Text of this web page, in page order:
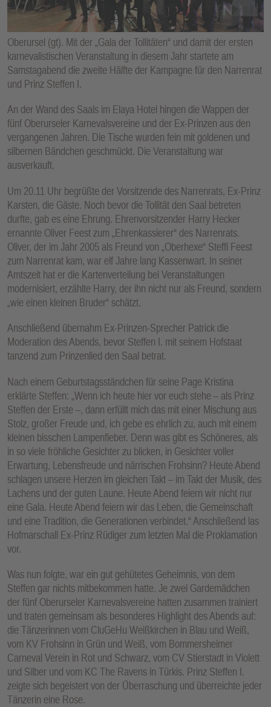
Oberursel (gt). Mit der „Gala der Tollitäten“ und damit der ersten
karnevalistischen Veranstaltung in diesem Jahr startete am
Samstagabend die zweite Hälfte der Kampagne für den Narrenrat
und Prinz Steffen I.
An der Wand des Saals im Elaya Hotel hingen die Wappen der
fünf Oberurseler Karnevalsvereine und der Ex-Prinzen aus den
vergangenen Jahren. Die Tische wurden fein mit goldenen und
silbernen Bändchen geschmückt. Die Veranstaltung war
ausverkauft.
Um 20.11 Uhr begrüßte der Vorsitzende des Narrenrats, Ex-Prinz
Karsten, die Gäste. Noch bevor die Tollität den Saal betreten
durfte, gab es eine Ehrung. Ehrenvorsitzender Harry Hecker
ernannte Oliver Feest zum „Ehrenkassierer“ des Narrenrats.
Oliver, der im Jahr 2005 als Freund von „Oberhexe“ Steffi Feest
zum Narrenrat kam, war elf Jahre lang Kassenwart. In seiner
Amtszeit hat er die Kartenverteilung bei Veranstaltungen
modernisiert, erzählte Harry, der ihn nicht nur als Freund, sondern
„wie einen kleinen Bruder“ schätzt.
Anschließend übernahm Ex-Prinzen-Sprecher Patrick die
Moderation des Abends, bevor Steffen I. mit seinem Hofstaat
tanzend zum Prinzenlied den Saal betrat.
Nach einem Geburtstagsständchen für seine Page Kristina
erklärte Steffen: „Wenn ich heute hier vor euch stehe – als Prinz
Steffen der Erste –, dann erfüllt mich das mit einer Mischung aus
Stolz, großer Freude und, ich gebe es ehrlich zu, auch mit einem
kleinen bisschen Lampenfieber. Denn was gibt es Schöneres, als
in so viele fröhliche Gesichter zu blicken, in Gesichter voller
Erwartung, Lebensfreude und närrischen Frohsinn? Heute Abend
schlagen unsere Herzen im gleichen Takt – im Takt der Musik, des
Lachens und der guten Laune. Heute Abend feiern wir nicht nur
eine Gala. Heute Abend feiern wir das Leben, die Gemeinschaft
und eine Tradition, die Generationen verbindet.“ Anschließend las
Hofmarschall Ex-Prinz Rüdiger zum letzten Mal die Proklamation
vor.
Was nun folgte, war ein gut gehütetes Geheimnis, von dem
Steffen gar nichts mitbekommen hatte. Je zwei Gardemädchen
der fünf Oberurseler Karnevalsvereine hatten zusammen trainiert
und traten gemeinsam als besonderes Highlight des Abends auf:
die Tänzerinnen vom CluGeHu Weißkirchen in Blau und Weiß,
vom KV Frohsinn in Grün und Weiß, vom Bommersheimer
Carneval Verein in Rot und Schwarz, vom CV Stierstadt in Violett
und Silber und vom KC The Ravens in Türkis. Prinz Steffen I.
zeigte sich begeistert von der Überraschung und überreichte jeder
Tänzerin eine Rose.
E
N